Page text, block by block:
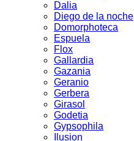
Dalia
Diego de la noche
Domorphoteca
Espuela
Flox
Gallardia
Gazania
Geranio
Gerbera
Girasol
Godetia
Gypsophila
Ilusion